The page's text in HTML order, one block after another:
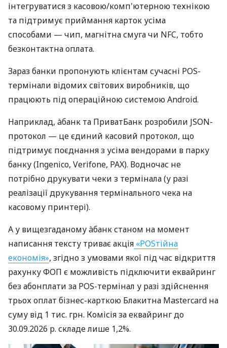
інтегруватися з касовою/комп'ютерною технікою
та підтримує приймання карток усіма
способами — чип, магнітна смуга чи NFC, тобто
безконтактна оплата.
Зараз банки пропонують клієнтам сучасні POS-
термінали відомих світових виробників, що
працюють під операційною системою Android.
Наприклад, àбанк та ПриватБанк розробили JSON-
протокол — це єдиний касовий протокол, що
підтримує поєднання з усіма вендорами в парку
банку (Ingenico, Verifone, PAX). Водночас не
потрібно друкувати чеки з термінала (у разі
реалізації друкування термінального чека на
касовому принтері).
А у вищезгаданому àбанк станом на момент
написання тексту триває акція «POSтійна
економія», згідно з умовами якої під час відкриття
рахунку ФОП є можливість підключити еквайринг
без абонплати за POS-термінал у разі здійснення
трьох оплат бізнес-карткою Блакитна Mastercard на
суму від 1 тис. грн. Комісія за еквайринг до
30.09.2026 р. складе лише 1,2%.